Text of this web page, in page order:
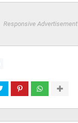
Responsive Advertisement